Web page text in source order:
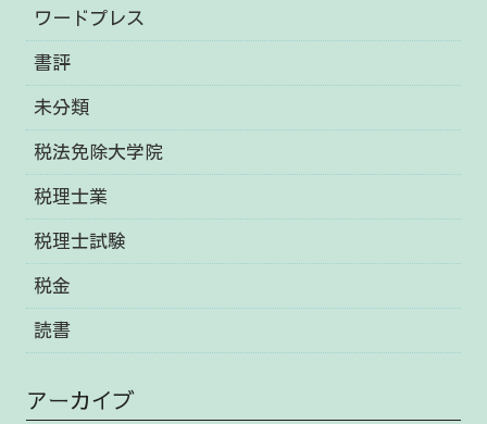
ワードプレス
書評
未分類
税法免除大学院
税理士業
税理士試験
税金
読書
アーカイブ